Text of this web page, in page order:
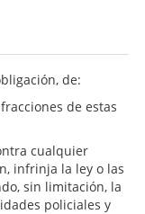
de:
de estas
cualquier
infrinja la ley o las
sin limitación, la
policiales y